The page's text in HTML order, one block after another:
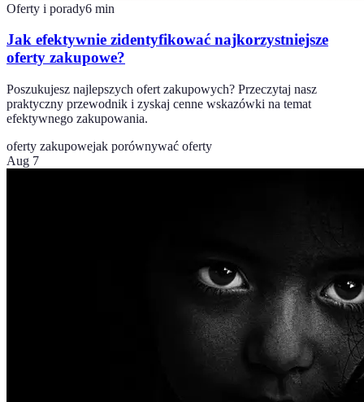
Oferty i porady6 min
Jak efektywnie zidentyfikować najkorzystniejsze
oferty zakupowe?
Poszukujesz najlepszych ofert zakupowych? Przeczytaj nasz
praktyczny przewodnik i zyskaj cenne wskazówki na temat
efektywnego zakupowania.
oferty zakupowejak porównywać oferty
Aug 7